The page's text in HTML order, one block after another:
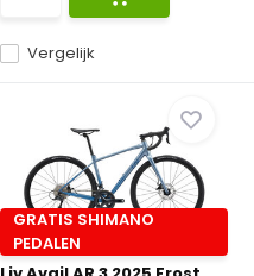
Vergelijk
GRATIS SHIMANO
PEDALEN